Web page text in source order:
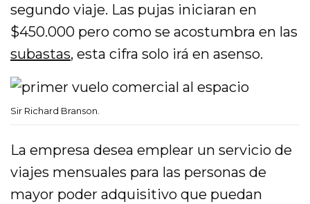
segundo viaje. Las pujas iniciaran en
$450.000 pero como se acostumbra en las
subastas, esta cifra solo irá en asenso.
Sir Richard Branson.
La empresa desea emplear un servicio de
viajes mensuales para las personas de
mayor poder adquisitivo que puedan